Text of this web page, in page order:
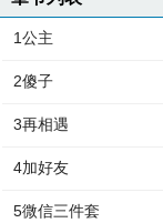
1公主
2傻子
3再相遇
4加好友
5微信三件套